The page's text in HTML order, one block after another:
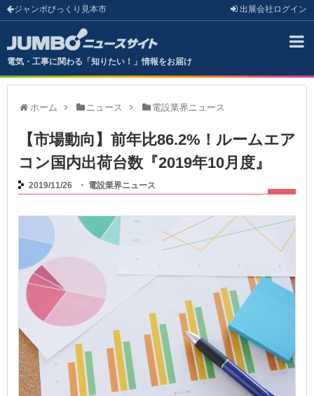
ジャンボびっくり見本市 出展会社 ログイン
電気・工事に関わる「知りたい！」情報をお届け
ホーム ニュース 電設業界ニュース
【市場動向】前年比86.2%！ルームエア
コン国内出荷台数『2019年10月度』
2019/11/26 ・ 電設業界ニュース